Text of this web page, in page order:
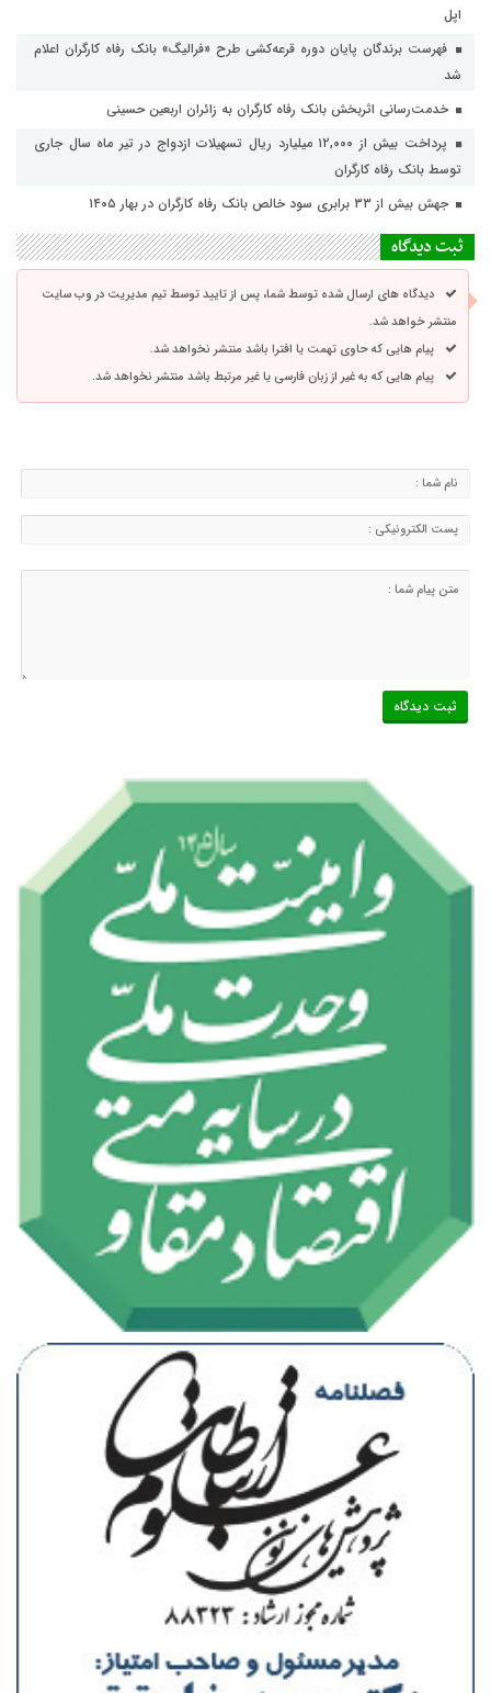
اپل
فهرست برندگان پایان دوره قرعه‌کشی طرح «فرالیگ» بانک رفاه کارگران اعلام
شد
خدمت‌رسانی اثربخش بانک رفاه کارگران به زائران اربعین حسینی
پرداخت بیش از ۱۲,۰۰۰ میلیارد ریال تسهیلات ازدواج در تیر ماه سال جاری
توسط بانک رفاه کارگران
جهش بیش از ۳۳ برابری سود خالص بانک رفاه کارگران در بهار ۱۴۰۵
ثبت دیدگاه
دیدگاه های ارسال شده توسط شما، پس از تایید توسط تیم مدیریت در وب سایت
منتشر خواهد شد.
پیام هایی که حاوی تهمت یا افترا باشد منتشر نخواهد شد.
پیام هایی که به غیر از زبان فارسی یا غیر مرتبط باشد منتشر نخواهد شد.